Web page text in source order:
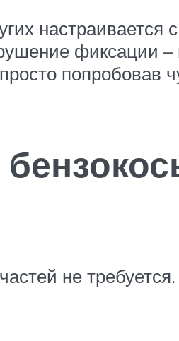
фиксации
попробовав
не